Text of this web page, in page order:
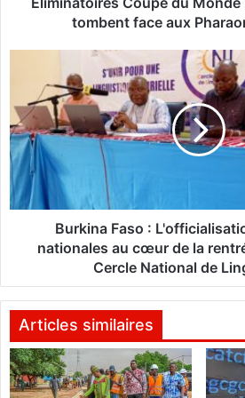
u
p
e
u
M
2
6
:
L
tombent face aux
k
i
n
F
a
L
f
f
i
Burkina Faso :
nationales au cœur de la
Cercle National de
Articles similaires